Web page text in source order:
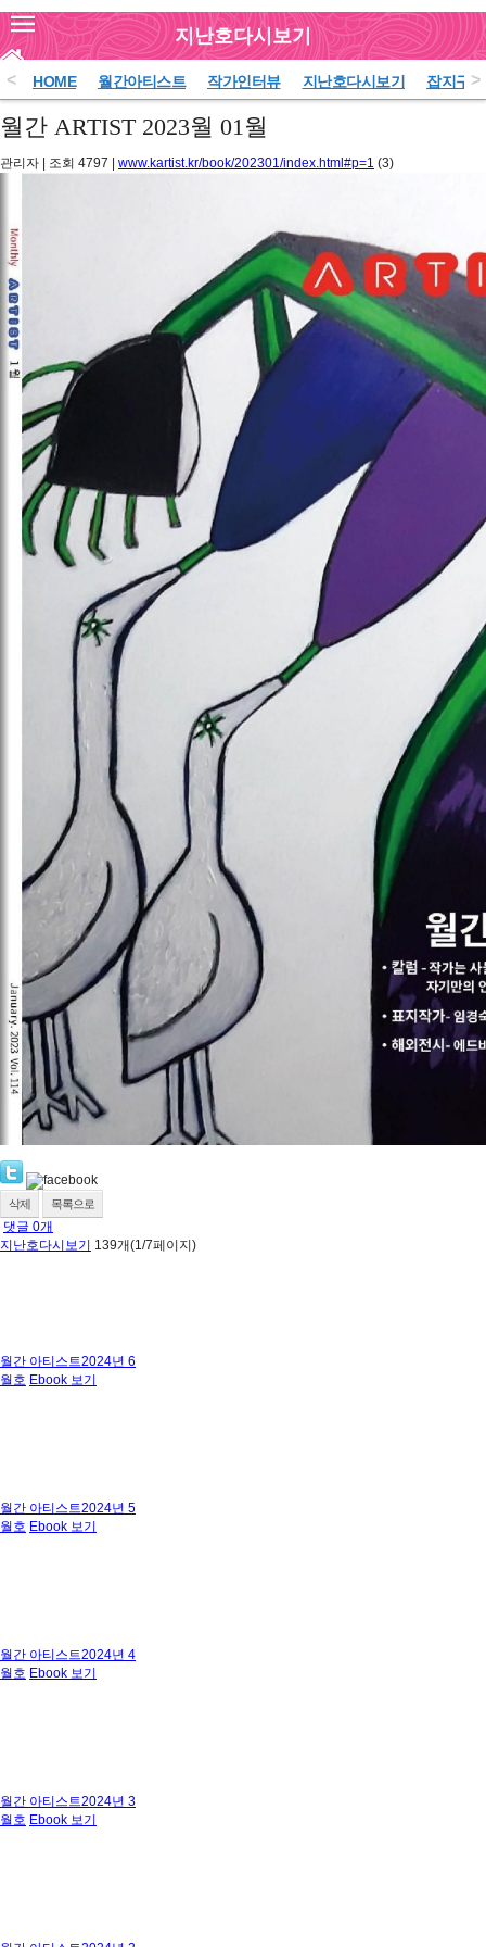
지난호다시보기
< HOME 월간아티스트 작가인터뷰 지난호다시보기 잡지구독
>
월간 ARTIST 2023월 01월
관리자 조회 4797 www.kartist.kr/book/202301/index.html#p=1 (3)
삭제 목록으로
댓글 0개
지난호다시보기 139개(1/7페이지)
월간 아티스트2024년 6
월호 Ebook 보기
월간 아티스트2024년 5
월호 Ebook 보기
월간 아티스트2024년 4
월호 Ebook 보기
월간 아티스트2024년 3
월호 Ebook 보기